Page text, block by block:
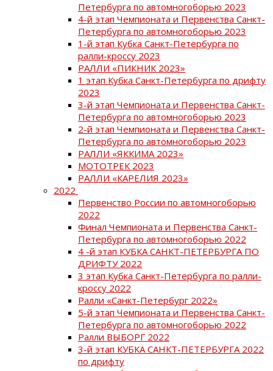
Петербурга по автомногоборью 2023
4-й этап Чемпионата и Первенства Санкт-
Петербурга по автомногоборью 2023
1-й этап Кубка Санкт-Петербурга по
ралли-кроссу 2023
РАЛЛИ «ПИКНИК 2023»
1 этап Кубка Санкт-Петербурга по дрифту
2023
3-й этап Чемпионата и Первенства Санкт-
Петербурга по автомногоборью 2023
2-й этап Чемпионата и Первенства Санкт-
Петербурга по автомногоборью 2023
РАЛЛИ «ЯККИМА 2023»
МОТОТРЕК 2023
РАЛЛИ «КАРЕЛИЯ 2023»
2022
Первенство России по автомногоборью
2022
Финал Чемпионата и Первенства Санкт-
Петербурга по автомногоборью 2022
4 -й этап КУБКА САНКТ-ПЕТЕРБУРГА ПО
ДРИФТУ 2022
3 этап Кубка Санкт-Петербурга по ралли-
кроссу 2022
Ралли «Санкт-Петербург 2022»
5-й этап Чемпионата и Первенства Санкт-
Петербурга по автомногоборью 2022
Ралли ВЫБОРГ 2022
3-й этап КУБКА САНКТ-ПЕТЕРБУРГА 2022
по дрифту